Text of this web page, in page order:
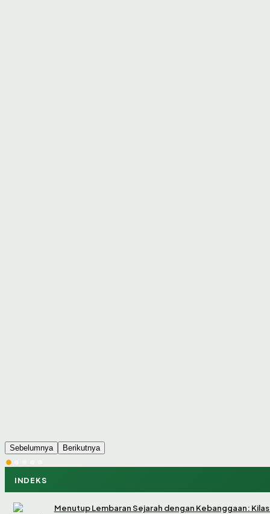
Sebelumnya Berikutnya
INDEKS
Menutup Lembaran Sejarah dengan Kebanggaan: